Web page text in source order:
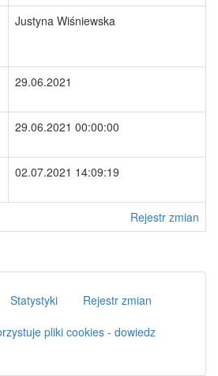
Justyna Wiśniewska
29.06.2021
29.06.2021 00:00:00
02.07.2021 14:09:19
Rejestr zmian
Statystyki
Rejestr zmian
pliki cookies - dowiedz